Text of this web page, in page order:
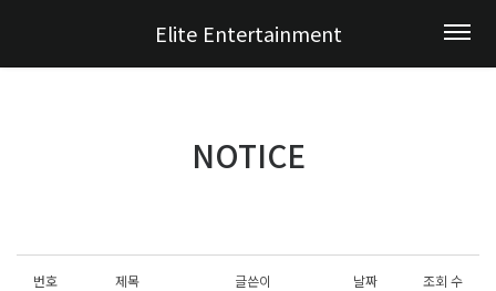
Elite Entertainment
NOTICE
번호 제목 글쓴이 날짜 조회 수